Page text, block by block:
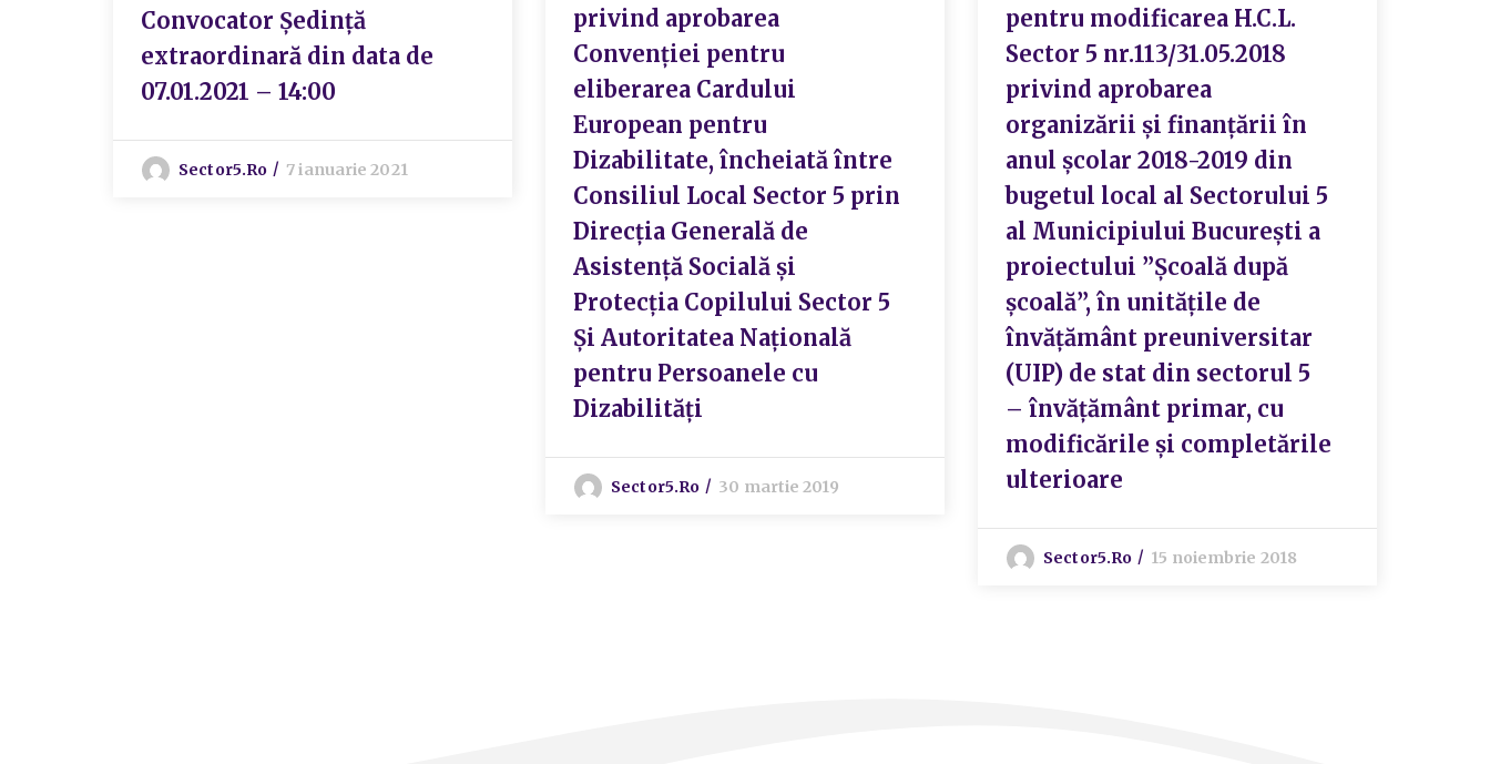
Convocator Ședință
extraordinară din data de
07.01.2021 – 14:00
Sector5.ro 7 ianuarie 2021
privind aprobarea
Convenției pentru
eliberarea Cardului
European pentru
Dizabilitate, încheiată între
Consiliul Local Sector 5 prin
Direcția Generală de
Asistență Socială și
Protecția Copilului Sector 5
Și Autoritatea Națională
pentru Persoanele cu
Dizabilități
Sector5.ro 30 martie 2019
pentru modificarea H.C.L.
Sector 5 nr.113/31.05.2018
privind aprobarea
organizării și finanțării în
anul școlar 2018-2019 din
bugetul local al Sectorului 5
al Municipiului București a
proiectului ”Școală după
școală”, în unitățile de
învățământ preuniversitar
(UIP) de stat din sectorul 5
– învățământ primar, cu
modificările și completările
ulterioare
Sector5.ro 15 noiembrie 2018